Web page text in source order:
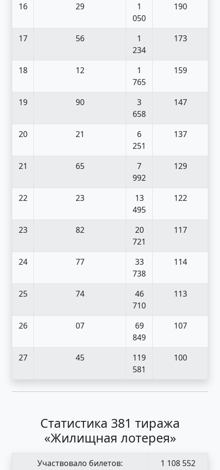
16
29
1
050
190
17 56
1
234
173
18 12
1
765
159
19 90
3
658
147
20 21
6
251
137
21 65
7
992
129
22 23
13
495
122
23 82
20
721
117
24 77
33
738
114
25 74
46
710
113
26 07
69
849
107
27 45
119
581
100
Статистика 381 тиража
«Жилищная лотерея»
Участвовало билетов:
1 108 552